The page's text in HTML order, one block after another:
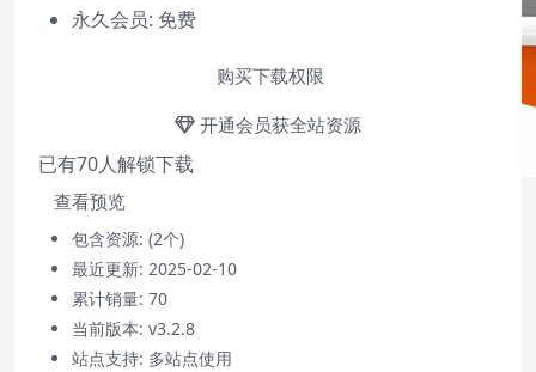
永久会员: 免费
购买下载权限
开通会员获全站资源
已有70人解锁下载
查看预览
包含资源: (2个)
最近更新: 2025-02-10
累计销量: 70
当前版本: v3.2.8
站点支持: 多站点使用